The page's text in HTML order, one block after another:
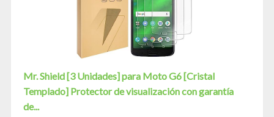
Mr. Shield [3 Unidades] para Moto G6 [Cristal
Templado] Protector de visualización con garantía
de...